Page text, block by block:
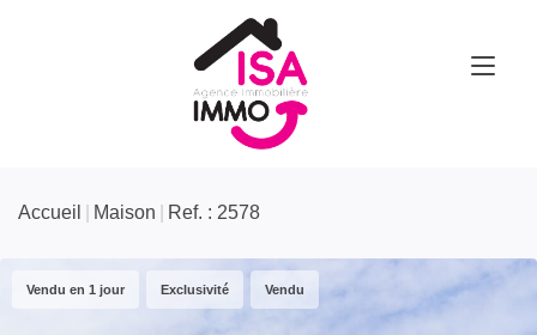
Accueil Maison Ref. : 2578
Vendu en 1 jour Exclusivité Vendu